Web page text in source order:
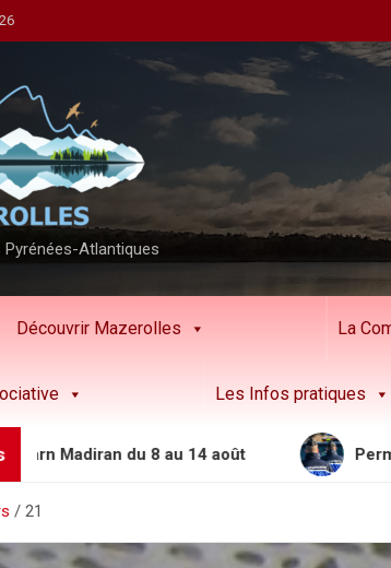
Pyrénées-Atlantiques
Découvrir Mazerolles La
Les Infos pratiques
du 8 au 14 août
21